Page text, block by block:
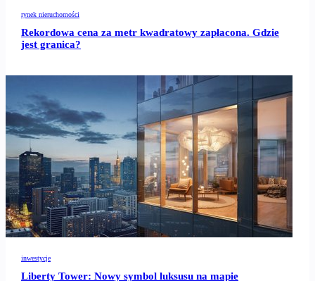
rynek nieruchomości
Rekordowa cena za metr kwadratowy zapłacona. Gdzie
jest granica?
inwestycje
Liberty Tower: Nowy symbol luksusu na mapie